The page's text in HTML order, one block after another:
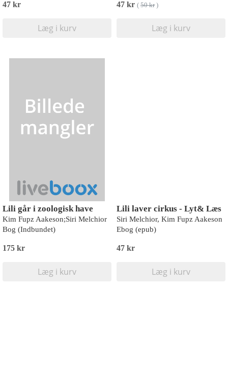
47 kr
Læg i kurv
47 kr ( 50 kr)
Læg i kurv
Lili går i zoologisk have
Kim Fupz Aakeson;Siri Melchior
Bog (Indbundet)
175 kr
Læg i kurv
Lili laver cirkus - Lyt& Læs
Siri Melchior, Kim Fupz Aakeson
Ebog (epub)
47 kr
Læg i kurv